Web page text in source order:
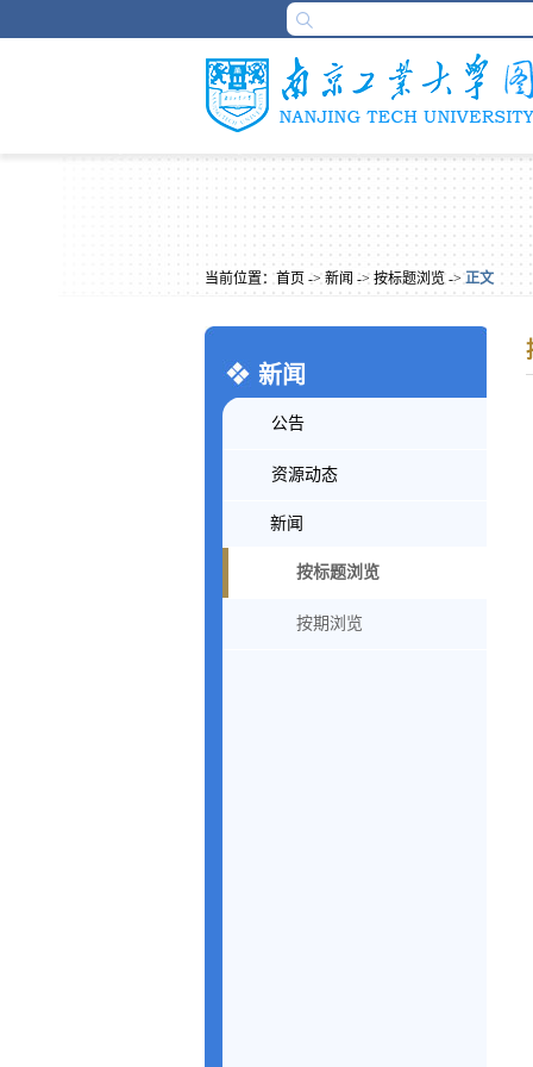
当前位置： 首页 -> 新闻 -> 按标题浏览 -> 正文
新闻
公告
资源动态
新闻
按标题浏览
按期浏览